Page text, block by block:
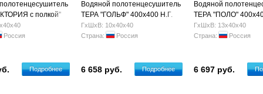
с полкой"
3/4" (5 п)
Россия
Подробнее
Водяной полотенцесушитель
ТЕРА "ГОЛЬФ" 400х400 Н.Г.
3/4" (3 п)
ГхШхВ: 10х40х40
Страна:
Россия
6 658 руб. Подробнее
Водяной
ТЕРА "ПОЛО"
3/4" (3 п)
ГхШхВ: 13х40х40
Страна:
Россия
6 697 руб.